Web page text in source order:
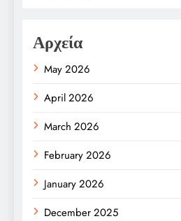
Αρχεία
May 2026
April 2026
March 2026
February 2026
January 2026
December 2025